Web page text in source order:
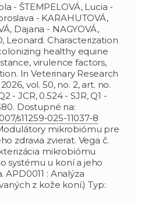
- ŠTEMPELOVÁ, Lucia -
- KARAHUTOVÁ,
Dajana - NAGYOVÁ,
Leonard. Characterization
healthy equine
virulence factors,
In Veterinary Research
vol. 50, no. 2, art. no.
- JCR, 0.524 - SJR, Q1 -
Dostupné na:
s11259-025-11037-8
mikrobiómu pre
zdravia zvierat. Vega č.
mikrobiómu
systému u koní a jeho
: Analýza
z kože koní.) Typ: